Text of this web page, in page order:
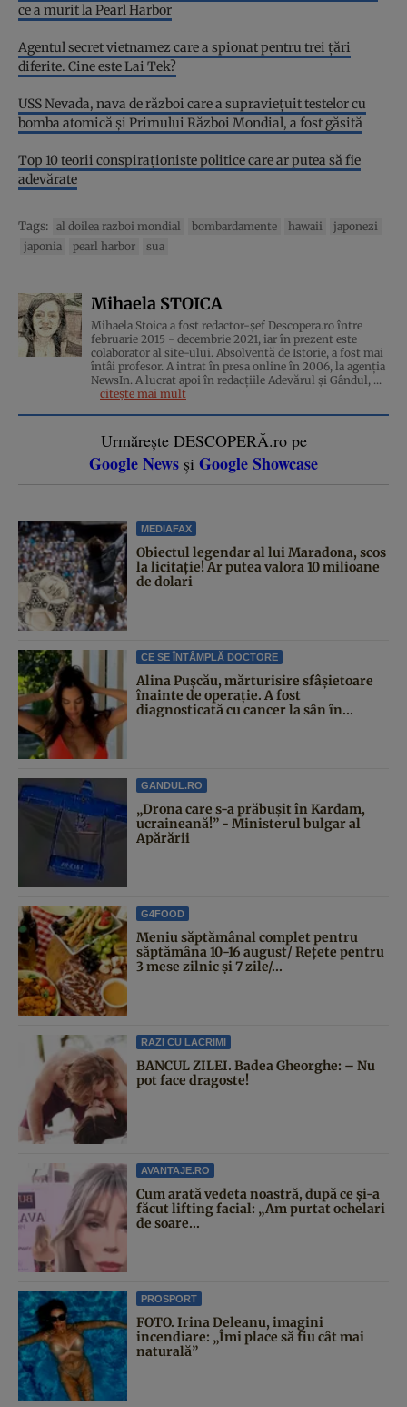
ce a murit la Pearl Harbor
Agentul secret vietnamez care a spionat pentru trei țări
diferite. Cine este Lai Tek?
USS Nevada, nava de război care a supravieţuit testelor cu
bomba atomică şi Primului Război Mondial, a fost găsită
Top 10 teorii conspiraționiste politice care ar putea să fie
adevărate
Tags: al doilea razboi mondial bombardamente hawaii
japonezi
japonia
pearl harbor sua
Mihaela STOICA
Mihaela Stoica a fost redactor-șef Descopera.ro între
februarie 2015 - decembrie 2021, iar în prezent este
colaborator al site-ului. Absolventă de Istorie, a fost mai
întâi profesor. A intrat în presa online în 2006, la agenţia
NewsIn. A lucrat apoi în redacţiile Adevărul şi Gândul, ...
citește mai mult
Urmărește DESCOPERĂ.ro pe
Google News și Google Showcase
MEDIAFAX
Obiectul legendar al lui Maradona, scos
la licitație! Ar putea valora 10 milioane
de dolari
CE SE ÎNTÂMPLĂ DOCTORE
Alina Pușcău, mărturisire sfâșietoare
înainte de operație. A fost
diagnosticată cu cancer la sân în...
GANDUL.RO
„Drona care s-a prăbușit în Kardam,
ucraineană!” - Ministerul bulgar al
Apărării
G4FOOD
Meniu săptămânal complet pentru
săptămâna 10-16 august/ Rețete pentru
3 mese zilnic și 7 zile/...
RAZI CU LACRIMI
BANCUL ZILEI. Badea Gheorghe: – Nu
pot face dragoste!
AVANTAJE.RO
Cum arată vedeta noastră, după ce și-a
făcut lifting facial: „Am purtat ochelari
de soare...
PROSPORT
FOTO. Irina Deleanu, imagini
incendiare: „Îmi place să fiu cât mai
naturală”